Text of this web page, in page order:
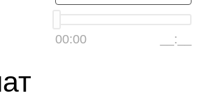
00:00 __:__